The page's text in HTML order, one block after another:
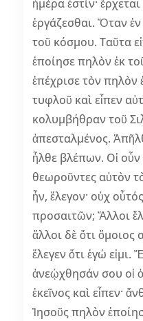
ἡμέρα ἐστίν·
ἐργάζεσθαι. Ὅταν
τοῦ κόσμου. Ταῦτα
ἐποίησε πηλὸν ἐκ
ἐπέχρισε τὸν πηλὸν
τυφλοῦ καὶ εἶπεν
κολυμβήθραν τοῦ
ἀπεσταλμένος.
ἦλθε βλέπων. Οἱ οὖν
θεωροῦντες αὐτὸν
ἦν, ἔλεγον· οὐχ
προσαιτῶν; Ἄλλοι
ἄλλοι δὲ ὅτι ὅμοιος
ἔλεγεν ὅτι ἐγώ
ἀνεῴχθησάν σου οἱ
ἐκεῖνος καὶ εἶπεν·
Ἰησοῦς πηλὸν